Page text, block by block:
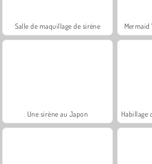
Salle de maquillage de sirène Mermaid
Une sirène au Japon